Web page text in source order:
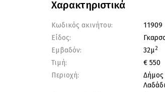
Χαρακτηριστικά
Κωδικός ακινήτου:
11909
Είδος:
Εμβαδόν:
32μ2
Τιμή:
€ 550
Περιοχή:
Δήμος